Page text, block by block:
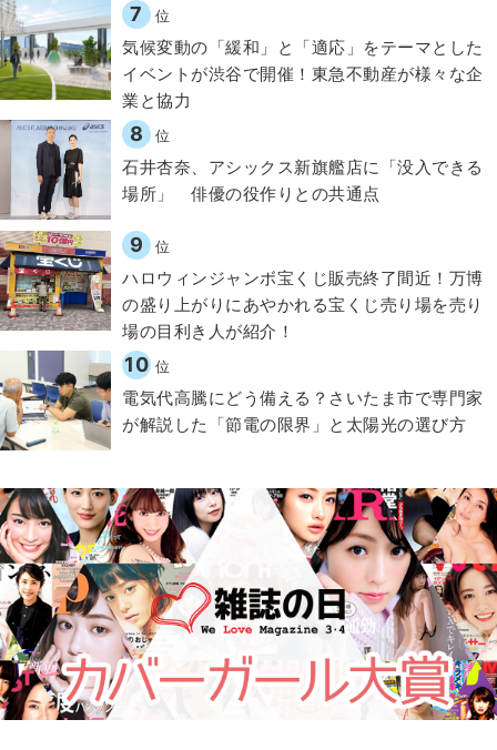
7 位
気候変動の「緩和」と「適応」をテーマとした
イベントが渋谷で開催！東急不動産が様々な企
業と協力
8 位
石井杏奈、アシックス新旗艦店に「没入できる
場所」 俳優の役作りとの共通点
9 位
ハロウィンジャンボ宝くじ販売終了間近！万博
の盛り上がりにあやかれる宝くじ売り場を売り
場の目利き人が紹介！
10 位
電気代高騰にどう備える？さいたま市で専門家
が解説した「節電の限界」と太陽光の選び方